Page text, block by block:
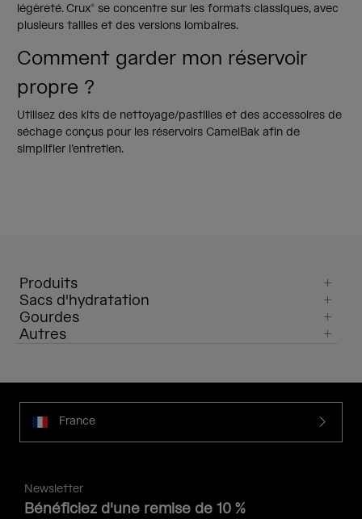
légèreté. Crux® se concentre sur les formats classiques, avec
plusieurs tailles et des versions lombaires.
Comment garder mon réservoir
propre ?
Utilisez des kits de nettoyage/pastilles et des accessoires de
séchage conçus pour les réservoirs CamelBak afin de
simplifier l’entretien.
Produits
Sacs d'hydratation
Gourdes
Autres
France
Newsletter
Bénéficiez d'une remise de 10 %